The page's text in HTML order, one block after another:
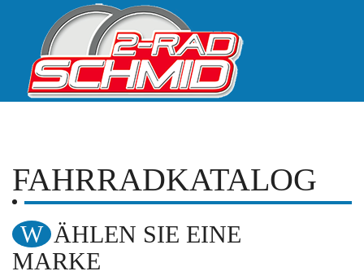
FAHRRADKATALOG
WÄHLEN SIE EINE
MARKE